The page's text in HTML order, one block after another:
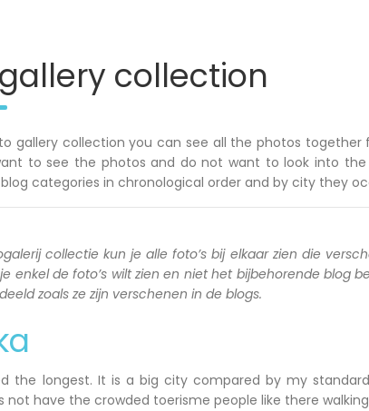
collection
gallery collection you can see all the photos together
to see the photos and do not want to look into the
categories in chronological order and by city they
collectie kun je alle foto’s bij elkaar zien die
enkel de foto’s wilt zien en niet het bijbehorende blog
zoals ze zijn verschenen in de blogs.
the longest. It is a big city compared by my
not have the crowded toerisme people like there